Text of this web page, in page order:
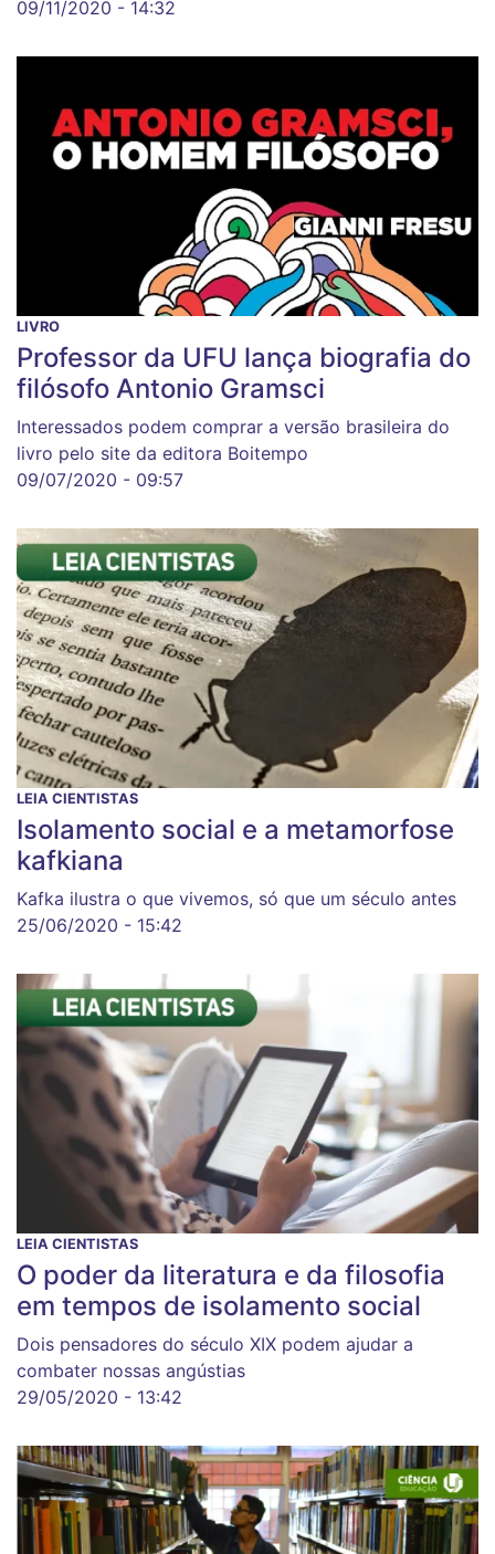
09/11/2020 - 14:32
LIVRO
Professor da UFU lança biografia do
filósofo Antonio Gramsci
Interessados podem comprar a versão brasileira do
livro pelo site da editora Boitempo
09/07/2020 - 09:57
LEIA CIENTISTAS
Isolamento social e a metamorfose
kafkiana
Kafka ilustra o que vivemos, só que um século antes
25/06/2020 - 15:42
LEIA CIENTISTAS
O poder da literatura e da filosofia
em tempos de isolamento social
Dois pensadores do século XIX podem ajudar a
combater nossas angústias
29/05/2020 - 13:42